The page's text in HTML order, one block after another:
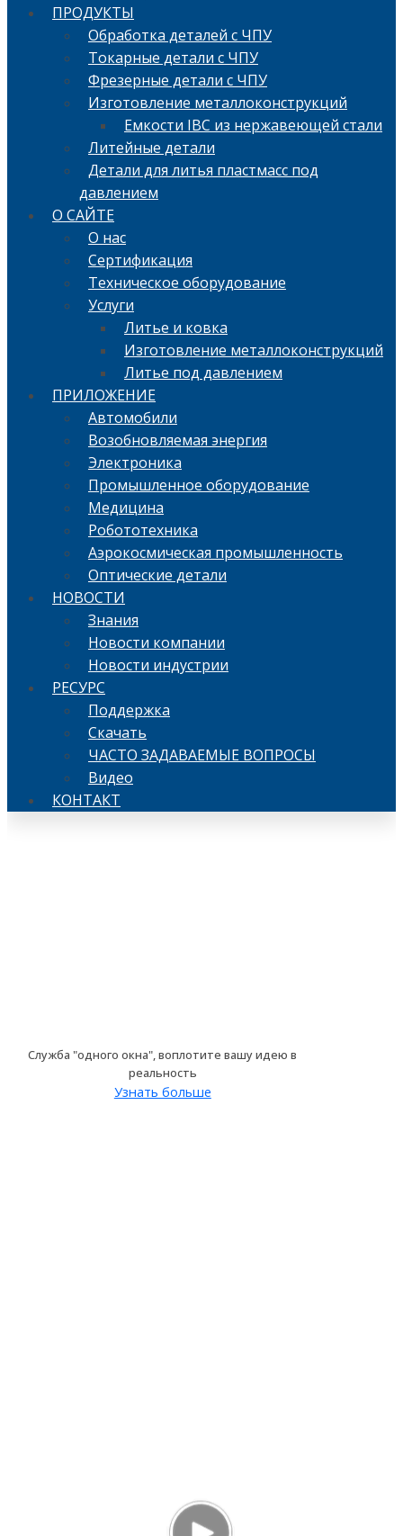
ПРОДУКТЫ
Обработка деталей с ЧПУ
Токарные детали с ЧПУ
Фрезерные детали с ЧПУ
Изготовление металлоконструкций
Емкости IBC из нержавеющей стали
Литейные детали
Детали для литья пластмасс под
давлением
О САЙТЕ
О нас
Сертификация
Техническое оборудование
Услуги
Литье и ковка
Изготовление металлоконструкций
Литье под давлением
ПРИЛОЖЕНИЕ
Автомобили
Возобновляемая энергия
Электроника
Промышленное оборудование
Медицина
Робототехника
Аэрокосмическая промышленность
Оптические детали
НОВОСТИ
Знания
Новости компании
Новости индустрии
РЕСУРС
Поддержка
Скачать
ЧАСТО ЗАДАВАЕМЫЕ ВОПРОСЫ
Видео
КОНТАКТ
Служба "одного окна", воплотите вашу идею в
реальность
Узнать больше